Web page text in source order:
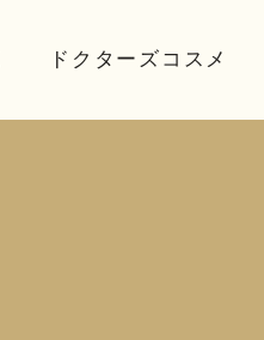
ドクターズコスメ